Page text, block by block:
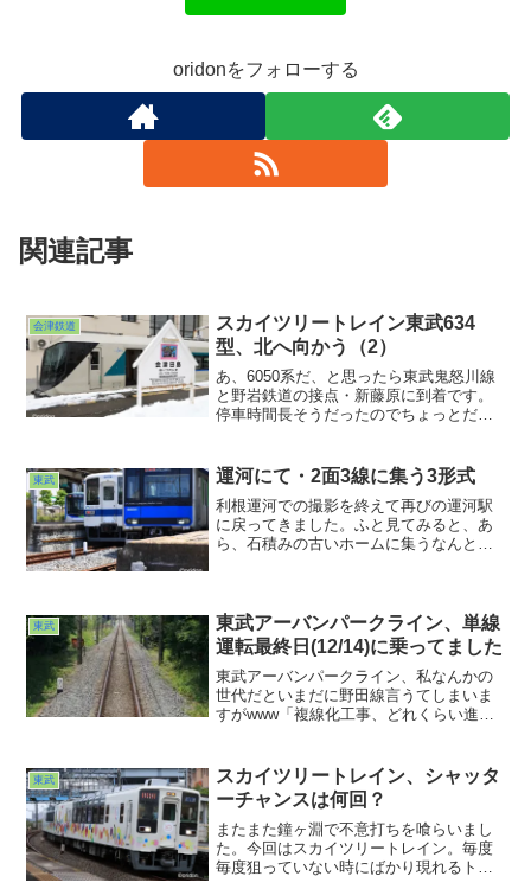
oridonをフォローする
関連記事
会津鉄道
スカイツリートレイン東武634
型、北へ向かう（2）
あ、6050系だ、と思ったら東武鬼怒川線
と野岩鉄道の接点・新藤原に到着です。
停車時間長そうだったのでちょっとだけ
イン、運転席（というか助士席）直後に
定員外の展望席がありました。
東武 運河にて・2面3線に集う3形式
利根運河での撮影を終えて再びの運河駅
に戻ってきました。ふと見てみると、あ
ら、石積みの古いホームに集うなんとも
ので、なかなかこんなバリエーション豊
かな光景は見ることができません。
東武
東武アーバンパークライン、単線
運転最終日(12/14)に乗ってました
東武アーバンパークライン、私なんかの
世代だといまだに野田線言うてしまいま
すがwww「複線化工事、どれくらい進ん
緑に囲まれた単線区間が「残された希少
な下総の光景だ！」と勝...
東武
スカイツリートレイン、シャッタ
ーチャンスは何回？
またまた鐘ヶ淵で不意打ちを喰らいまし
た。今回はスカイツリートレイン。毎度
毎度狙っていない時にばかり現れるトリ